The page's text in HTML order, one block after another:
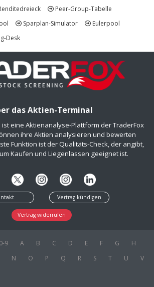
Peer-Group-Tabelle
Sparplan-Simulator
Eulerpool
Desk
das Aktien-Terminal
ist eine Aktienanalyse-Plattform der TraderFox
ihre Aktien analysieren und bewerten
Funktion ist der Qualitäts-Check, der angibt,
Kaufen und Liegenlassen geeignet ist.
Vertrag kündigen
Vertrag widerrufen
0-9 A B C D E F G
H
N O P Q R S T U
V